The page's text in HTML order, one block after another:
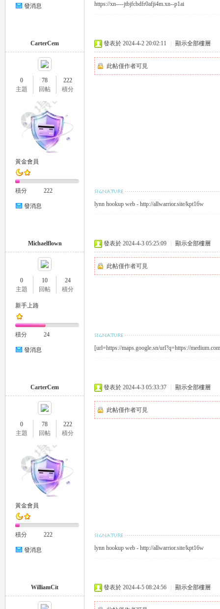
發消息 https://xn----jtbjfcbdfr0afji4m.xn--p1ai
CarterCem
0
主題
78
回帖
222
積分
黃金會員
積分 222
發消息
發表於 2024-4-2 20:02:11 顯示全部樓層
此帖僅作者可見
lynn hookup web - http://allwarrior.site/kpt16w
Michaelflown
0
主題
10
回帖
24
積分
新手上路
積分 24
發消息
發表於 2024-4-3 05:25:09 顯示全部樓層
此帖僅作者可見
[url=https://maps.google.sn/url?q=https://
CarterCem
0
主題
78
回帖
222
積分
黃金會員
積分 222
發消息
發表於 2024-4-3 05:33:37 顯示全部樓層
此帖僅作者可見
lynn hookup web - http://allwarrior.site/kpt16w
WilliamCit 發表於 2024-4-5 08:24:56 顯示全部樓層